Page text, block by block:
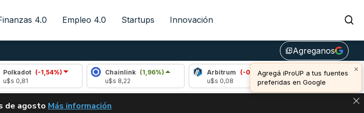
4.0 Empleo 4.0 Startups Innovación
library_addAgreganos
×
Agregá iProUP a tus fuentes
preferidas en Google
1,54%)
Chainlink
(1,96%)
Arbitrum
(-0,40%)
Bitcoin (0,29%)
u$s 64.817,00
ALERTA
de agosto VUELVE EL CARRY TRADE DE BITCOIN Y ESTA SEÑAL DEFINE LOS PRECIOS DE
Más información